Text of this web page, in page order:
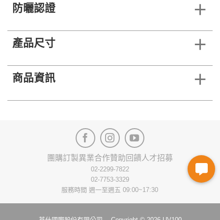
防曬認證
產品尺寸
商品資訊
團購訂製異業合作贊助回饋人才招募
02-2299-7822
02-7753-3329
服務時間 週一至週五 09:00~17:30